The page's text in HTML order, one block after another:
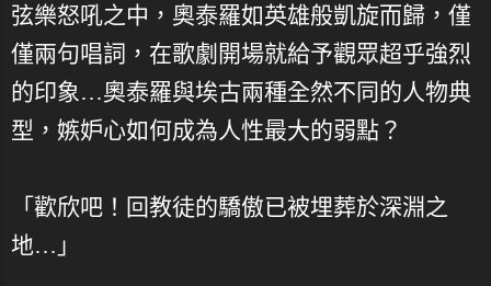
弦樂怒吼之中，奧泰羅如英雄般凱旋而歸，僅
僅兩句唱詞，在歌劇開場就給予觀眾超乎強烈
的印象…奧泰羅與埃古兩種全然不同的人物典
型，嫉妒心如何成為人性最大的弱點？
「歡欣吧！回教徒的驕傲已被埋葬於深淵之
地…」